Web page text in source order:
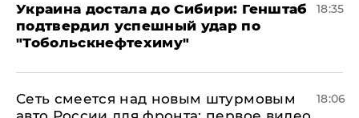
Украина достала до Сибири: Генштаб
подтвердил успешный удар по
"Тобольскнефтехиму"
18:35
Сеть смеется над новым штурмовым
18:06